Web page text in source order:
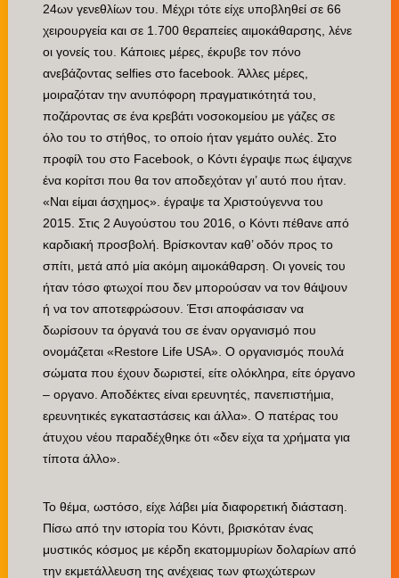
24ων γενεθλίων του. Μέχρι τότε είχε υποβληθεί σε 66
χειρουργεία και σε 1.700 θεραπείες αιμοκάθαρσης, λένε
οι γονείς του. Κάποιες μέρες, έκρυβε τον πόνο
ανεβάζοντας selfies στο facebook. Άλλες μέρες,
μοιραζόταν την ανυπόφορη πραγματικότητά του,
ποζάροντας σε ένα κρεβάτι νοσοκομείου με γάζες σε
όλο του το στήθος, το οποίο ήταν γεμάτο ουλές. Στο
προφίλ του στο Facebook, ο Κόντι έγραψε πως έψαχνε
ένα κορίτσι που θα τον αποδεχόταν γι’ αυτό που ήταν.
«Ναι είμαι άσχημος». έγραψε τα Χριστούγεννα του
2015. Στις 2 Αυγούστου του 2016, ο Κόντι πέθανε από
καρδιακή προσβολή. Βρίσκονταν καθ’ οδόν προς το
σπίτι, μετά από μία ακόμη αιμοκάθαρση. Οι γονείς του
ήταν τόσο φτωχοί που δεν μπορούσαν να τον θάψουν
ή να τον αποτεφρώσουν. Έτσι αποφάσισαν να
δωρίσουν τα όργανά του σε έναν οργανισμό που
ονομάζεται «Restore Life USA». Ο οργανισμός πουλά
σώματα που έχουν δωριστεί, είτε ολόκληρα, είτε όργανο
– οργανο. Αποδέκτες είναι ερευνητές, πανεπιστήμια,
ερευνητικές εγκαταστάσεις και άλλα». Ο πατέρας του
άτυχου νέου παραδέχθηκε ότι «δεν είχα τα χρήματα για
τίποτα άλλο».
Το θέμα, ωστόσο, είχε λάβει μία διαφορετική διάσταση.
Πίσω από την ιστορία του Κόντι, βρισκόταν ένας
μυστικός κόσμος με κέρδη εκατομμυρίων δολαρίων από
την εκμετάλλευση της ανέχειας των φτωχώτερων